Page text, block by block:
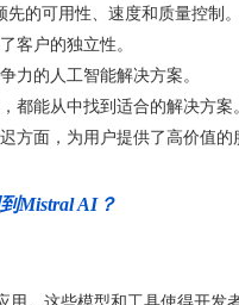
的可用性、速度和质量控制。
客户的独立性。
力的人工智能解决方案。
都能从中找到适合的解决方案
方面，为用户提供了高价值的
Mistral AI？